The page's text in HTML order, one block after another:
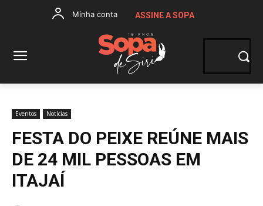
Minha conta ASSINE A SOPA
Eventos Notícias
FESTA DO PEIXE REÚNE MAIS
DE 24 MIL PESSOAS EM
ITAJAÍ